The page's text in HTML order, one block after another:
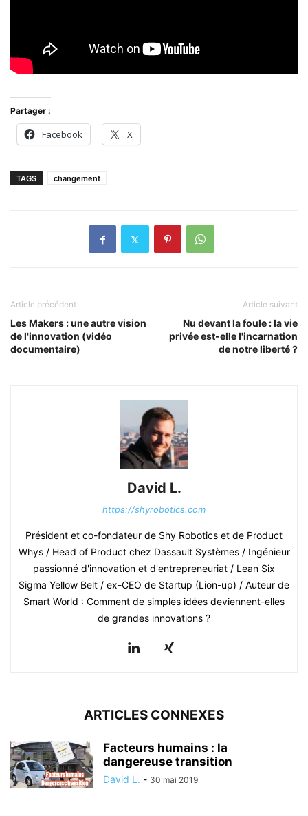
Partager :
Facebook X
TAGS changement
Article précédent
Les Makers : une autre vision
de l'innovation (vidéo
documentaire)
Article suivant
Nu devant la foule : la vie
privée est-elle l'incarnation
de notre liberté ?
David L.
https://shyrobotics.com
Président et co-fondateur de Shy Robotics et de Product
Whys / Head of Product chez Dassault Systèmes / Ingénieur
passionné d'innovation et d'entrepreneuriat / Lean Six
Sigma Yellow Belt / ex-CEO de Startup (Lion-up) / Auteur de
Smart World : Comment de simples idées deviennent-elles
de grandes innovations ?
ARTICLES CONNEXES
Facteurs humains : la
dangereuse transition
David L. - 30 mai 2019